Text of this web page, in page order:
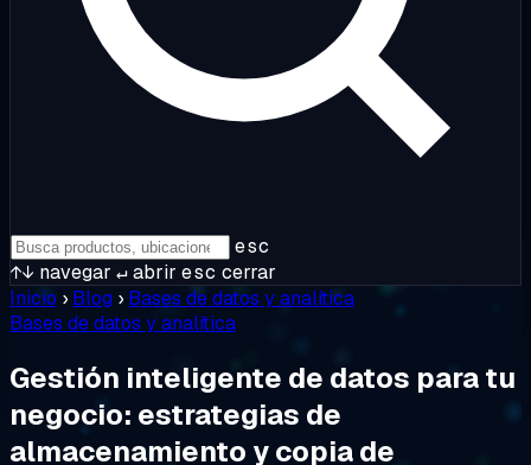
esc
↑↓ navegar ↵abrir esc cerrar
Inicio › Blog › Bases de datos y analítica
Bases de datos y analítica
Gestión inteligente de datos para tu
negocio: estrategias de
almacenamiento y copia de